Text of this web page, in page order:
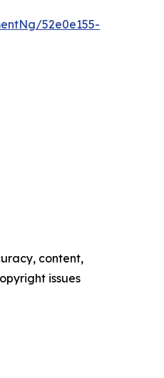
52e0e155-
content,
issues